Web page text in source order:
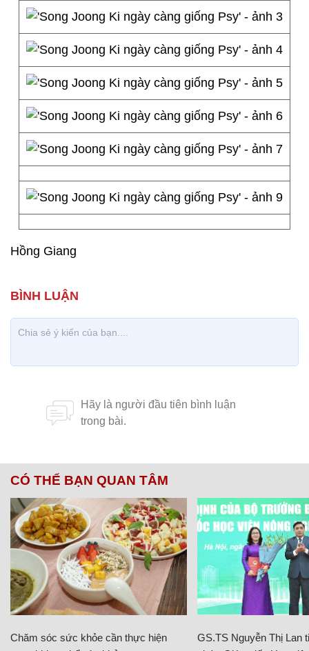
Hồng Giang
CÓ THỂ BẠN QUAN TÂM
Chăm sóc sức khỏe cần thực hiện
GS.TS Nguyễn Thị Lan